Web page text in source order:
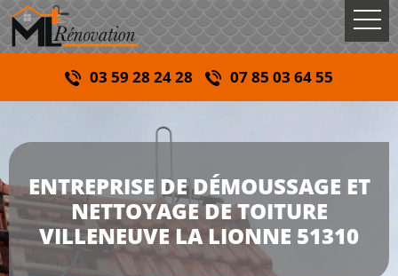
03 59 28 24 28 07 85 03 64 55
ENTREPRISE DE DÉMOUSSAGE ET
NETTOYAGE DE TOITURE
VILLENEUVE LA LIONNE 51310